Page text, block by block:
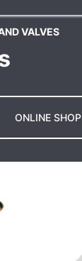
VALVES
ONLINE SHOP